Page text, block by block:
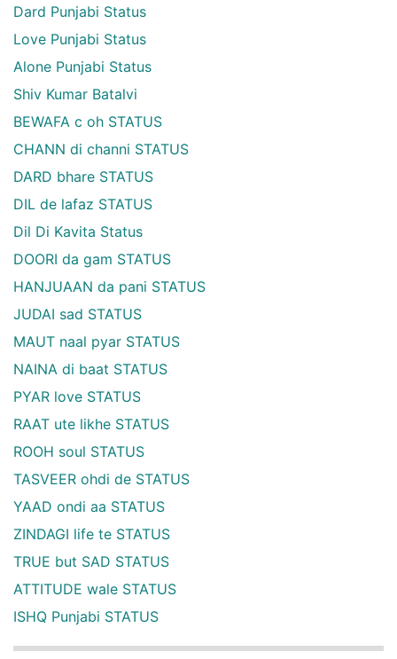
Dard Punjabi Status
Love Punjabi Status
Alone Punjabi Status
Shiv Kumar Batalvi
BEWAFA c oh STATUS
CHANN di channi STATUS
DARD bhare STATUS
DIL de lafaz STATUS
Dil Di Kavita Status
DOORI da gam STATUS
HANJUAAN da pani STATUS
JUDAI sad STATUS
MAUT naal pyar STATUS
NAINA di baat STATUS
PYAR love STATUS
RAAT ute likhe STATUS
ROOH soul STATUS
TASVEER ohdi de STATUS
YAAD ondi aa STATUS
ZINDAGI life te STATUS
TRUE but SAD STATUS
ATTITUDE wale STATUS
ISHQ Punjabi STATUS